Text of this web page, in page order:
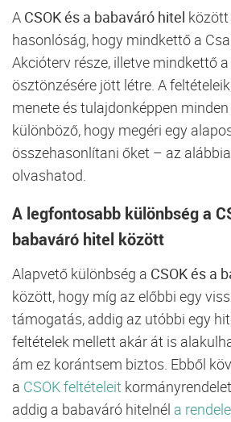
A CSOK és a babaváró hitel között
hasonlóság, hogy mindkettő a
Akcióterv része, illetve mindkettő
ösztönzésére jött létre. A
menete és tulajdonképpen
különböző, hogy megéri egy
összehasonlítani őket – az
olvashatod.
A legfontosabb különbség a
babaváró hitel között
Alapvető különbség a CSOK és a
között, hogy míg az előbbi egy
támogatás, addig az utóbbi egy
feltételek mellett akár át is
ám ez korántsem biztos. Ebből
a CSOK feltételeit
addig a babaváró hitelnél a